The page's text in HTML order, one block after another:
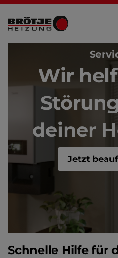
Hilfe bei Störungen
Wir
deiner
Jetzt
Schnelle Hilfe für